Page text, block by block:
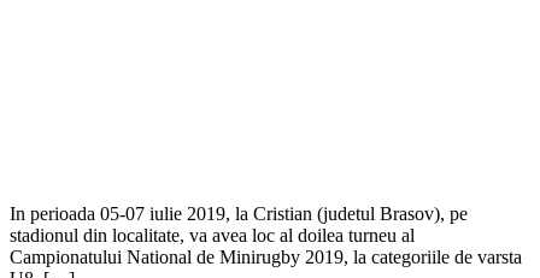
In perioada 05-07 iulie 2019, la Cristian (judetul Brasov), pe
stadionul din localitate, va avea loc al doilea turneu al
Campionatului National de Minirugby 2019, la categoriile de varsta